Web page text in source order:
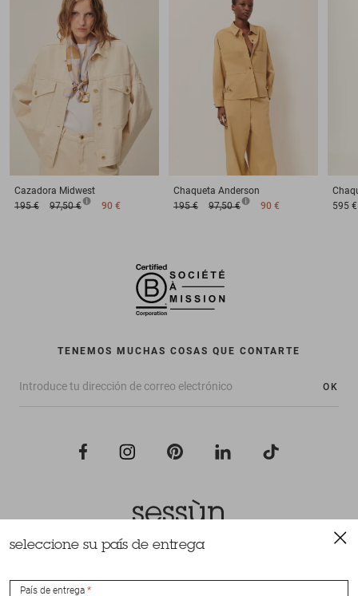
Cazadora Midwest
195 €
97,50 € 90 €
Chaqueta Anderson
195 €
97,50 € 90 €
595 €
TENEMOS MUCHAS COSAS QUE CONTARTE
OK
Todos los derechos reservados Sessùn 2022
seleccione su país de entrega
País de entrega